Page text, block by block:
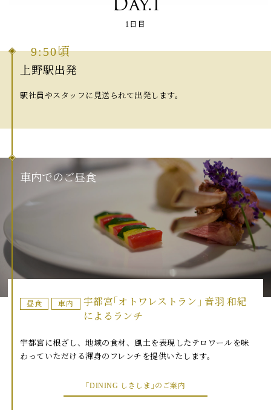
1日目
9:50頃
上野駅出発
駅社員やスタッフに見送られて出発します。
車内でのご昼食
昼食 車内
宇都宮｢オトワレストラン｣ 音羽 和紀
によるランチ
宇都宮に根ざし、地域の食材、風土を表現したテロワールを味
わっていただける渾身のフレンチを提供いたします。
｢DINING しきしま｣のご案内